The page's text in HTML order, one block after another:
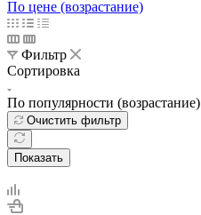
По цене (возрастание)
Фильтр
Сортировка
По популярности (возрастание)
Очистить фильтр
Показать